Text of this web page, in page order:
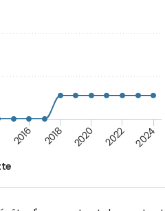
2016 2018 2020 2022 2024